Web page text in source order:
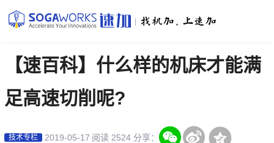
【速百科】什么样的机床才能满
足高速切削呢?
技术专栏 2019-05-17 阅读 2524 分享：